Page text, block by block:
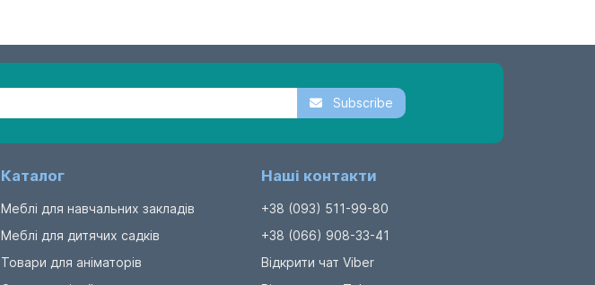
Subscribe
Каталог
Меблі для навчальних закладів
Меблі для дитячих садків
Товари для аніматорів
Наші контакти
+38 (093) 511-99-80
+38 (066) 908-33-41
Відкрити чат Viber